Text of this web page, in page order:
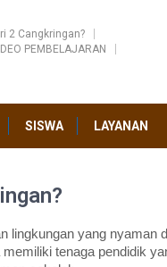
2 Cangkringan?
PEMBELAJARAN
SISWA LAYANAN
lingkungan yang nyaman
tenaga pendidik